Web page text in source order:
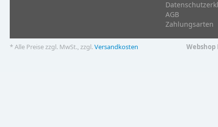
AGB
Zahlungsarten
* Alle Preise zzgl. MwSt., zzgl.Versandkosten Webshop